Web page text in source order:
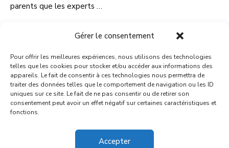
Gérer le consentement
Pour offrir les meilleures expériences, nous utilisons des technologies
telles que les cookies pour stocker et/ou accéder aux informations des
appareils. Le fait de consentir à ces technologies nous permettra de
traiter des données telles que le comportement de navigation ou les ID
uniques sur ce site. Le fait de ne pas consentir ou de retirer son
consentement peut avoir un effet négatif sur certaines caractéristiques et
fonctions.
Accepter
parents que les experts …
CONTACT MENTIONS LEGALES